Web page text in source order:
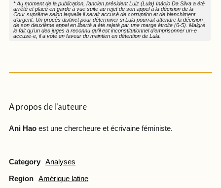
* Au moment de la publication, l’ancien président Luiz (Lula) Inácio Da Silva a été
arrêté et placé en garde à vue suite au rejet de son appel à la décision de la
Cour suprême selon laquelle il serait accusé de corruption et de blanchiment
d’argent. Un procès distinct pour déterminer si Lula pourrait attendre la décision
de son deuxième appel en liberté a été rejeté par une marge étroite (6-5). Malgré
le fait qu’un des juges a reconnu qu’il est inconstitutionnel d’emprisonner un-e
accusé-e, il a voté en faveur du maintien en détention de Lula.
A propos de l'auteure
Ani Haoest une chercheure et écrivaine féministe.
Category Analyses
Region Amérique latine